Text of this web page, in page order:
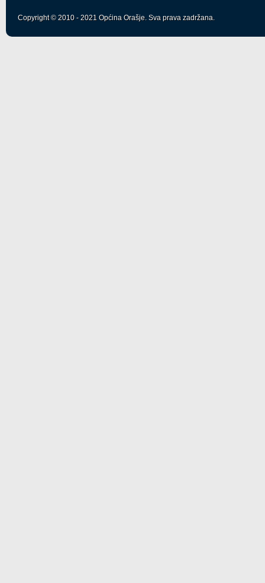
Copyright © 2010 - 2021 Općina Orašje. Sva prava zadržana.